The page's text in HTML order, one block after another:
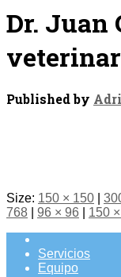
Dr. Juan
Published by
Size: 150 × 150
768
96 × 96 150
Servicios
Equipo